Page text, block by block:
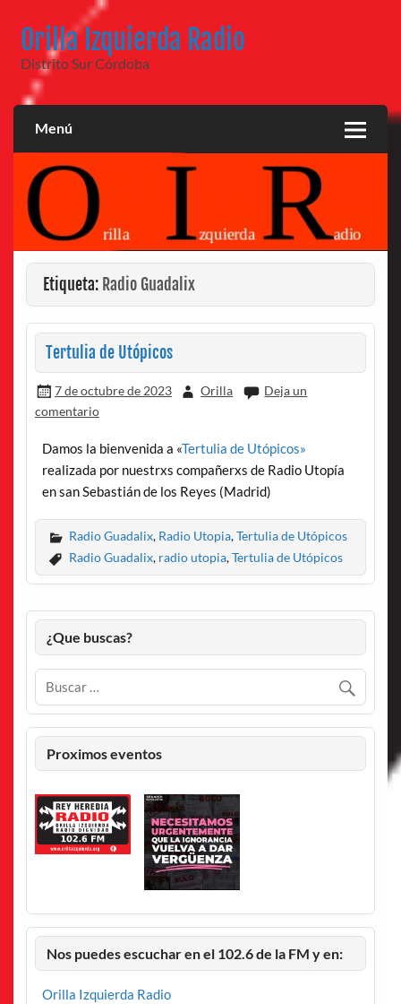
contenido
Orilla Izquierda Radio
Distrito Sur Córdoba
Menú
Etiqueta: Radio Guadalix
Tertulia de Utópicos
7 de octubre de 2023 Orilla
Deja un
comentario
Damos la bienvenida a «Tertulia de Utópicos»
realizada por nuestrxs compañerxs de Radio Utopía
en san Sebastián de los Reyes (Madrid)
Radio Guadalix, Radio Utopia,Tertulia de Utópicos
Radio Guadalix, radio utopia,Tertulia de Utópicos
¿Que buscas?
Proximos eventos
Nos puedes escuchar en el 102.6 de la FM y en:
Orilla Izquierda Radio